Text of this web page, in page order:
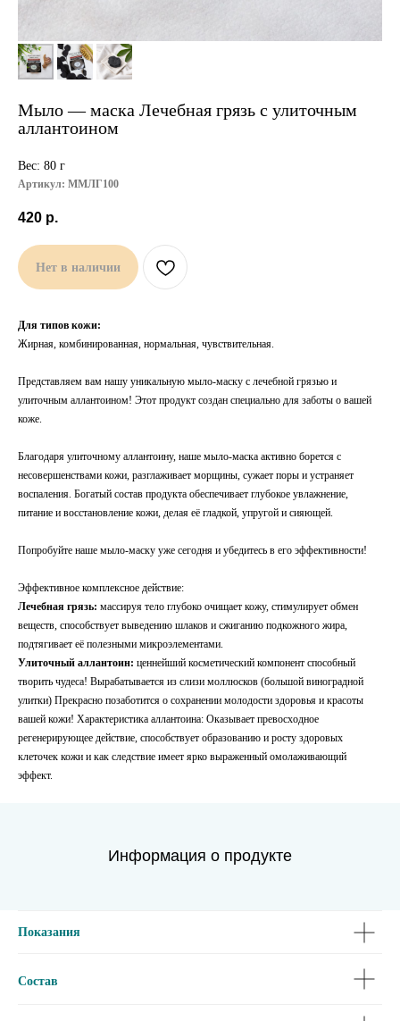
Мыло — маска Лечебная грязь с улиточным
аллантоином
Вес: 80 г
Артикул: ММЛГ100
420 р.
Нет в наличии
Для типов кожи:
Жирная, комбинированная, нормальная, чувствительная.
Представляем вам нашу уникальную мыло-маску с лечебной грязью и
улиточным аллантоином! Этот продукт создан специально для заботы о вашей
коже.
Благодаря улиточному аллантоину, наше мыло-маска активно борется с
несовершенствами кожи, разглаживает морщины, сужает поры и устраняет
воспаления. Богатый состав продукта обеспечивает глубокое увлажнение,
питание и восстановление кожи, делая её гладкой, упругой и сияющей.
Попробуйте наше мыло-маску уже сегодня и убедитесь в его эффективности!
Эффективное комплексное действие:
Лечебная грязь: массируя тело глубоко очищает кожу, стимулирует обмен
веществ, способствует выведению шлаков и сжиганию подкожного жира,
подтягивает её полезными микроэлементами.
Улиточный аллантоин: ценнейший косметический компонент способный
творить чудеса! Вырабатывается из слизи моллюсков (большой виноградной
улитки) Прекрасно позаботится о сохранении молодости здоровья и красоты
вашей кожи! Характеристика аллантоина: Оказывает превосходное
регенерирующее действие, способствует образованию и росту здоровых
клеточек кожи и как следствие имеет ярко выраженный омолаживающий
эффект.
Информация о продукте
Показания
Состав